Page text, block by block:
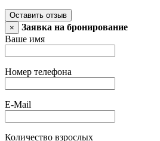
Оставить отзыв
×
Заявка на бронирование
Ваше имя
Номер телефона
E-Mail
Количество взрослых